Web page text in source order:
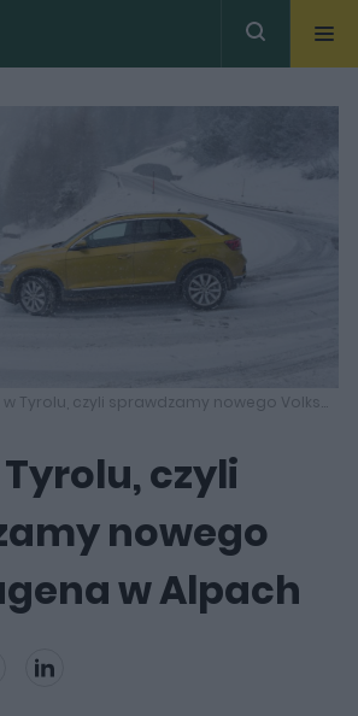
T-Roc w Tyrolu, czyli sprawdzamy nowego Volkswagena w Alpach
czyli
nowego
w Alpach